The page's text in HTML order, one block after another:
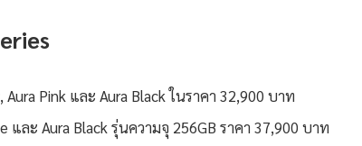
Pink และ Aura Black ในราคา 32,900 บาท
และ Aura Black รุ่นความจุ 256GB ราคา 37,900 บาท